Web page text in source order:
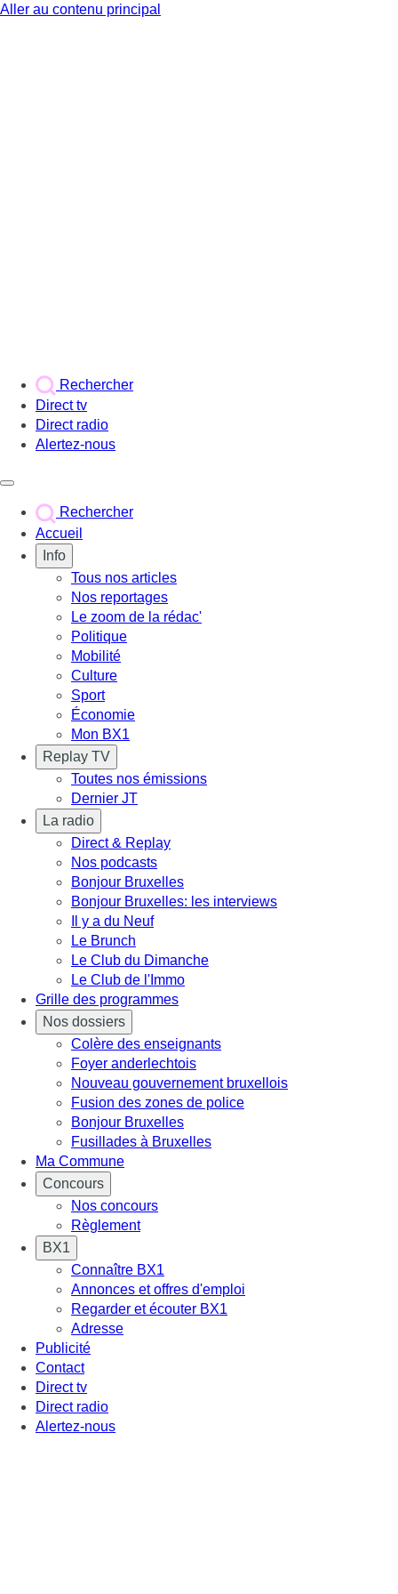
Aller au contenu principal
Rechercher
Direct tv
Direct radio
Alertez-nous
Rechercher
Accueil
Info
Tous nos articles
Nos reportages
Le zoom de la rédac'
Politique
Mobilité
Culture
Sport
Économie
Mon BX1
Replay TV
Toutes nos émissions
Dernier JT
La radio
Direct & Replay
Nos podcasts
Bonjour Bruxelles
Bonjour Bruxelles: les interviews
Il y a du Neuf
Le Brunch
Le Club du Dimanche
Le Club de l'Immo
Grille des programmes
Nos dossiers
Colère des enseignants
Foyer anderlechtois
Nouveau gouvernement bruxellois
Fusion des zones de police
Bonjour Bruxelles
Fusillades à Bruxelles
Ma Commune
Concours
Nos concours
Règlement
BX1
Connaître BX1
Annonces et offres d'emploi
Regarder et écouter BX1
Adresse
Publicité
Contact
Direct tv
Direct radio
Alertez-nous